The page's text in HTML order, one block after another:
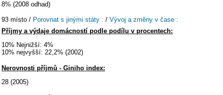
8% (2008 odhad)
93 místo / Porovnat s jinými státy : / Vývoj a změny v čase :
Příjmy a výdaje domácností podle podílu v procentech:
10% Nejnižší: 4%
10% nejvyšší: 22,2% (2002)
Nerovnosti příjmů - Giniho index:
28 (2005)